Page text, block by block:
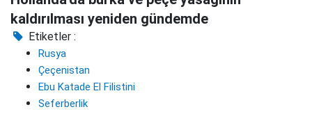
kaldırılması yeniden gündemde
Etiketler :
Rusya
Çeçenistan
Ebu Katade El Filistini
Seferberlik